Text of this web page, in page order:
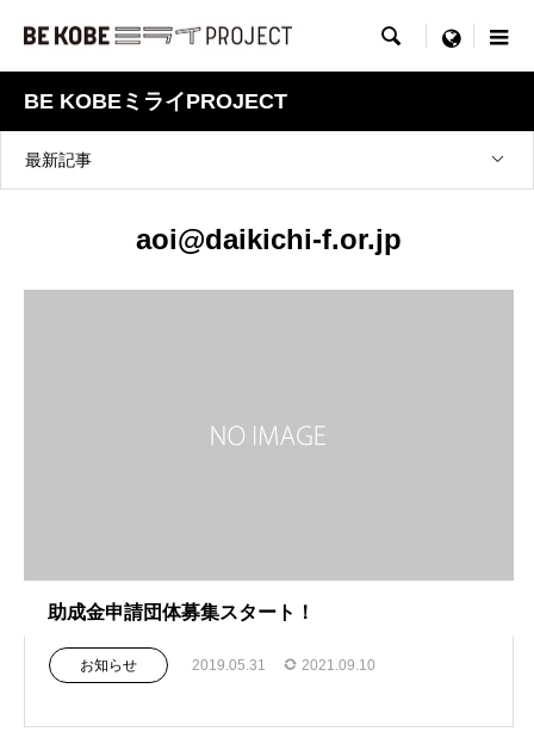
 menu
BE KOBEミライPROJECT
最新記事
aoi@daikichi-f.or.jp
助成金申請団体募集スタート！
お知らせ 2019.05.31 2021.09.10